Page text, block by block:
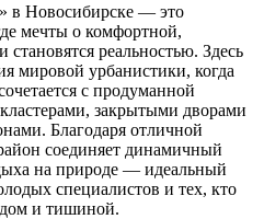
в Новосибирске — это
мечты о комфортной,
реальностью. Здесь
мировой урбанистики, когда
с продуманной
закрытыми дворами
Благодаря отличной
соединяет динамичный
на природе — идеальный
специалистов и тех, кто
и тишиной.